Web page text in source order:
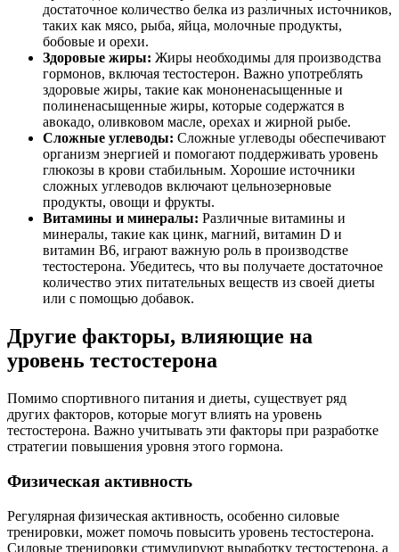
достаточное количество белка из различных источников,
таких как мясо, рыба, яйца, молочные продукты,
бобовые и орехи.
Здоровые жиры: Жиры необходимы для производства
гормонов, включая тестостерон. Важно употреблять
здоровые жиры, такие как мононенасыщенные и
полиненасыщенные жиры, которые содержатся в
авокадо, оливковом масле, орехах и жирной рыбе.
Сложные углеводы: Сложные углеводы обеспечивают
организм энергией и помогают поддерживать уровень
глюкозы в крови стабильным. Хорошие источники
сложных углеводов включают цельнозерновые
продукты, овощи и фрукты.
Витамины и минералы: Различные витамины и
минералы, такие как цинк, магний, витамин D и
витамин B6, играют важную роль в производстве
тестостерона. Убедитесь, что вы получаете достаточное
количество этих питательных веществ из своей диеты
или с помощью добавок.
Другие факторы, влияющие на
уровень тестостерона
Помимо спортивного питания и диеты, существует ряд
других факторов, которые могут влиять на уровень
тестостерона. Важно учитывать эти факторы при разработке
стратегии повышения уровня этого гормона.
Физическая активность
Регулярная физическая активность, особенно силовые
тренировки, может помочь повысить уровень тестостерона.
Силовые тренировки стимулируют выработку тестостерона, а